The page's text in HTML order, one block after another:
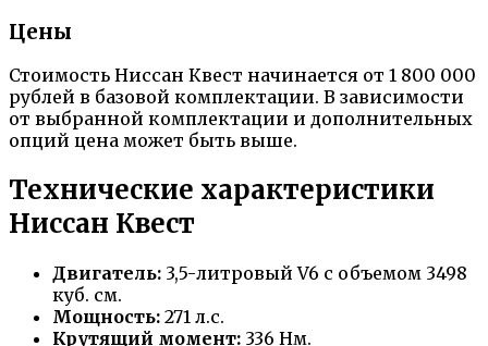
Цены
Стоимость Ниссан Квест начинается от 1 800 000
рублей в базовой комплектации. В зависимости
от выбранной комплектации и дополнительных
опций цена может быть выше.
Технические характеристики
Ниссан Квест
Двигатель: 3,5-литровый V6 с объемом 3498
куб. см.
Мощность: 271 л.с.
Крутящий момент: 336 Нм.